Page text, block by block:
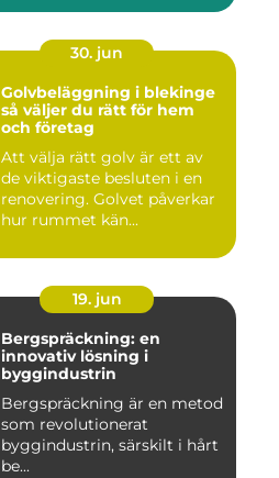
30. jun
Golvbeläggning i blekinge
så väljer du rätt för hem
och företag
Att välja rätt golv är ett av
de viktigaste besluten i en
renovering. Golvet påverkar
hur rummet kän...
19. jun
Bergspräckning: en
innovativ lösning i
byggindustrin
Bergspräckning är en metod
som revolutionerat
byggindustrin, särskilt i hårt
be...